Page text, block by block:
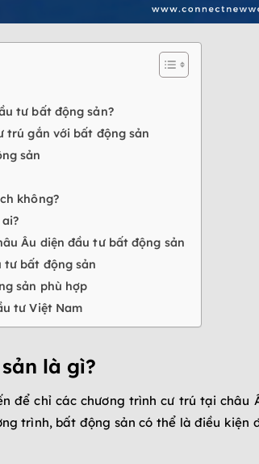
tư bất động sản?
trú gắn với bất động sản
sản
không?
Âu diện đầu tư bất động sản
tư bất động sản
sản phù hợp
tư Việt Nam
là gì?
để chỉ các chương trình cư trú tại
trình, bất động sản có thể là điều